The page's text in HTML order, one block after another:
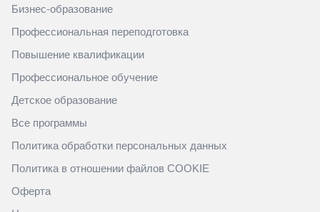
Бизнес-образование
Профессиональная переподготовка
Повышение квалификации
Профессиональное обучение
Детское образование
Все программы
Политика обработки персональных данных
Политика в отношении файлов COOKIE
Оферта